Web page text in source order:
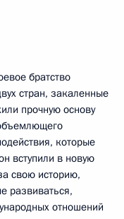
братство
стран, закаленные
прочную основу
которые
вступили в новую
свою историю,
развиваться,
отношений